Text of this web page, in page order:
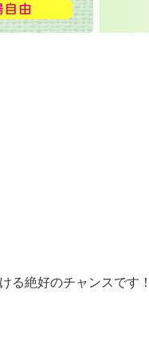
る絶好のチャンスです！